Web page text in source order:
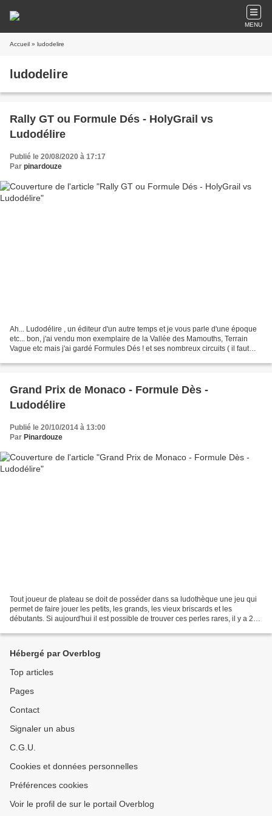
MENU
Accueil » ludodelire
ludodelire
Rally GT ou Formule Dés - HolyGrail vs
Ludodélire
Publié le 20/08/2020 à 17:17
Par pinardouze
Ah... Ludodélire , un éditeur d'un autre temps et je vous parle d'une époque
etc... bon, j'ai vendu mon exemplaire de la Vallée des Mamouths, Terrain
Vague etc mais j'ai gardé Formules Dés ! et ses nombreux circuits ( il faut
Grand Prix de Monaco - Formule Dès -
Ludodélire
Publié le 20/10/2014 à 13:00
Par Pinardouze
Tout joueur de plateau se doit de posséder dans sa ludothèque une jeu qui
permet de faire jouer les petits, les grands, les vieux briscards et les
débutants. Si aujourd'hui il est possible de trouver ces perles rares, il y a 20
Hébergé par Overblog
Top articles
Pages
Contact
Signaler un abus
C.G.U.
Cookies et données personnelles
Préférences cookies
Voir le profil de sur le portail Overblog